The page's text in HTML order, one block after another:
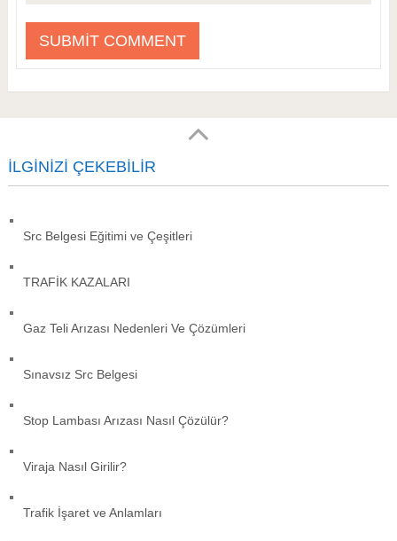
İLGINIZI ÇEKEBILIR
Src Belgesi Eğitimi ve Çeşitleri
TRAFİK KAZALARI
Gaz Teli Arızası Nedenleri Ve Çözümleri
Sınavsız Src Belgesi
Stop Lambası Arızası Nasıl Çözülür?
Viraja Nasıl Girilir?
Trafik İşaret ve Anlamları